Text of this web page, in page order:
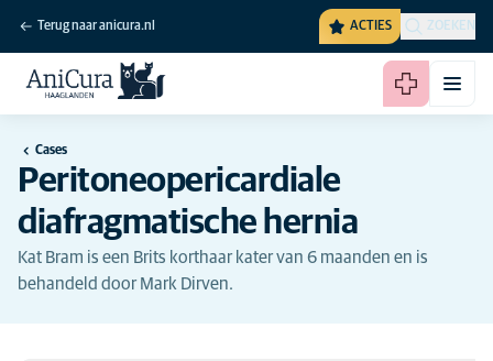
Terug naar anicura.nl ACTIES ZOEKEN
Cases
Peritoneopericardiale
diafragmatische hernia
Kat Bram is een Brits korthaar kater van 6 maanden en is
behandeld door Mark Dirven.